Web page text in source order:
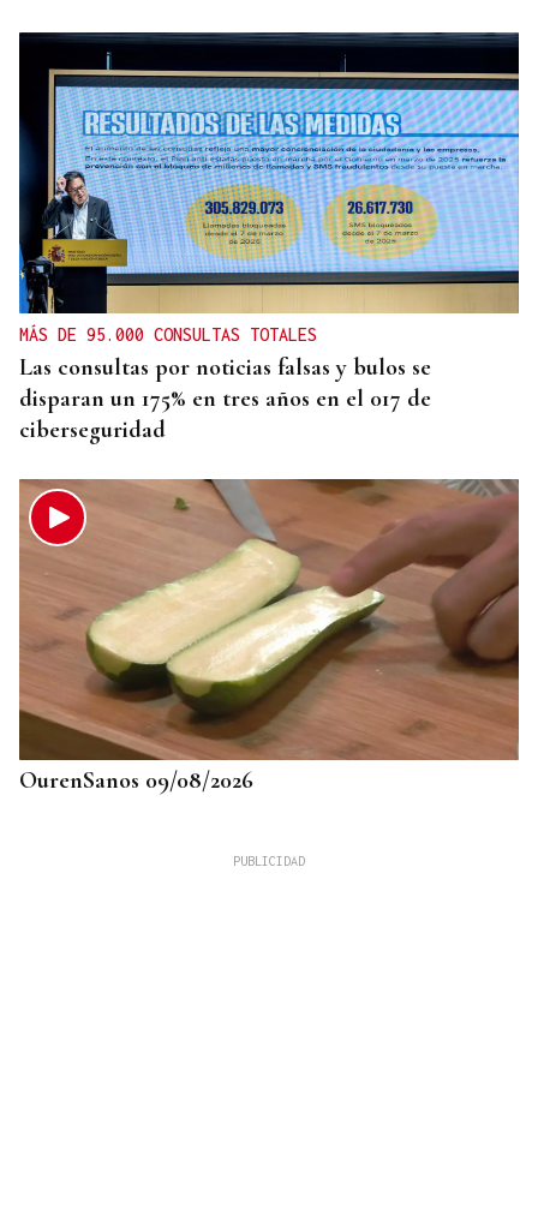
MÁS DE 95.000 CONSULTAS TOTALES
Las consultas por noticias falsas y bulos se
disparan un 175% en tres años en el 017 de
ciberseguridad
OurenSanos 09/08/2026